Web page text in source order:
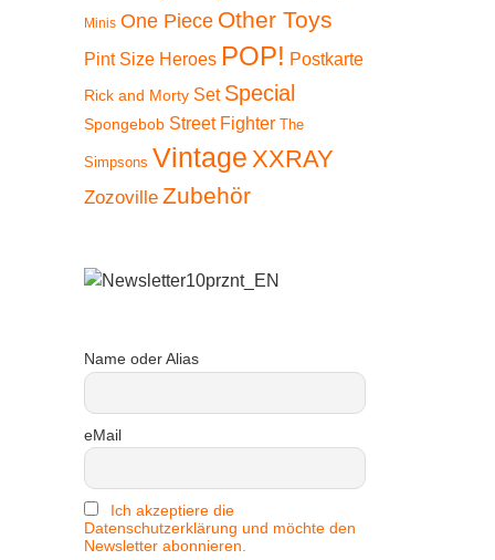
Minis One Piece Other Toys
Pint Size Heroes POP! Postkarte
Rick and Morty Set Special
Spongebob Street Fighter The
Simpsons Vintage XXRAY
Zozoville Zubehör
Name oder Alias
eMail
Ich akzeptiere die
Datenschutzerklärung und möchte den
Newsletter abonnieren.